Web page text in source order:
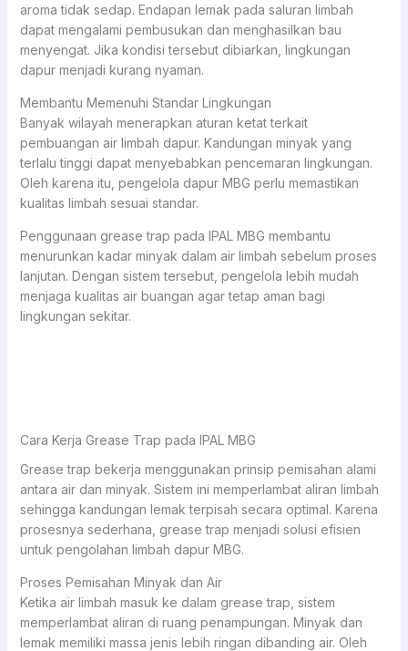
aroma tidak sedap. Endapan lemak pada saluran limbah
dapat mengalami pembusukan dan menghasilkan bau
menyengat. Jika kondisi tersebut dibiarkan, lingkungan
dapur menjadi kurang nyaman.
Membantu Memenuhi Standar Lingkungan
Banyak wilayah menerapkan aturan ketat terkait
pembuangan air limbah dapur. Kandungan minyak yang
terlalu tinggi dapat menyebabkan pencemaran lingkungan.
Oleh karena itu, pengelola dapur MBG perlu memastikan
kualitas limbah sesuai standar.
Penggunaan grease trap pada IPAL MBG membantu
menurunkan kadar minyak dalam air limbah sebelum proses
lanjutan. Dengan sistem tersebut, pengelola lebih mudah
menjaga kualitas air buangan agar tetap aman bagi
lingkungan sekitar.
Cara Kerja Grease Trap pada IPAL MBG
Grease trap bekerja menggunakan prinsip pemisahan alami
antara air dan minyak. Sistem ini memperlambat aliran limbah
sehingga kandungan lemak terpisah secara optimal. Karena
prosesnya sederhana, grease trap menjadi solusi efisien
untuk pengolahan limbah dapur MBG.
Proses Pemisahan Minyak dan Air
Ketika air limbah masuk ke dalam grease trap, sistem
memperlambat aliran di ruang penampungan. Minyak dan
lemak memiliki massa jenis lebih ringan dibanding air. Oleh